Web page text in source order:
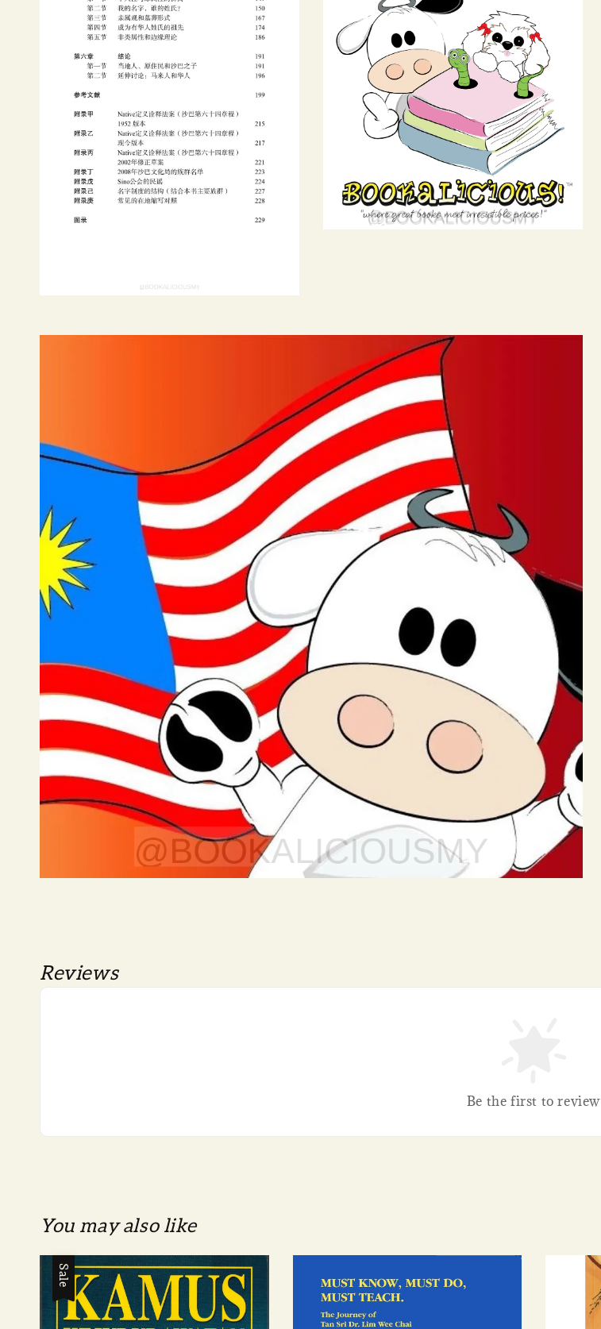
Reviews
Be the first to review
You may also like
Sale